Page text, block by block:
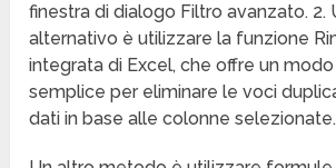
finestra di dialogo Filtro avanzato. 2.
alternativo è utilizzare la funzione
integrata di Excel, che offre un
semplice per eliminare le voci
dati in base alle colonne selezionate.